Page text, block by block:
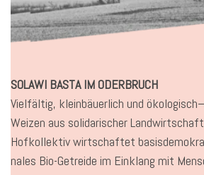
SOLAWI BASTA IM ODERBRUCH
Vielfältig, kleinbäuerlich und
Weizen aus solidarischer
Hofkollektiv wirtschaftet
nales Bio-Getreide im Einklang mit